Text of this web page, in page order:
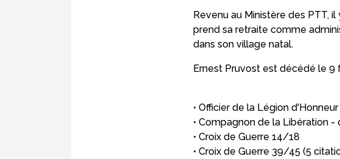
Revenu au Ministère des PTT,
prend sa retraite comme
dans son village natal.
Ernest Pruvost est décédé le 9
• Officier de la Légion d'Honneur
• Compagnon de la Libération
• Croix de Guerre 14/18
• Croix de Guerre 39/45 (5